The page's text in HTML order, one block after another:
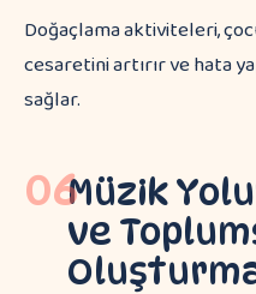
Doğaçlama aktiviteleri,
cesaretini artırır ve hata
sağlar.
06Müzik
ve